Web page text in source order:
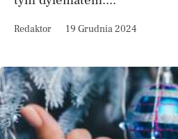
Redaktor 19 Grudnia 2024